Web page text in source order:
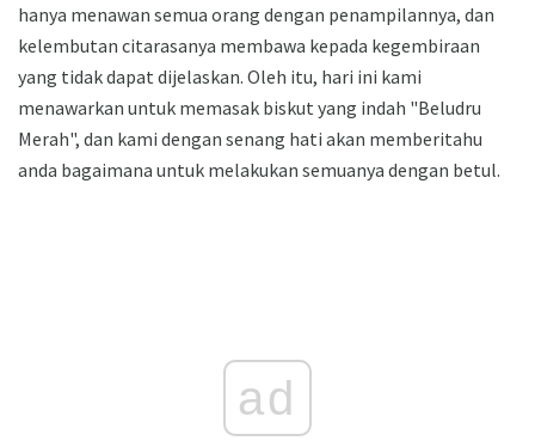
hanya menawan semua orang dengan penampilannya, dan
kelembutan citarasanya membawa kepada kegembiraan
yang tidak dapat dijelaskan. Oleh itu, hari ini kami
menawarkan untuk memasak biskut yang indah "Beludru
Merah", dan kami dengan senang hati akan memberitahu
anda bagaimana untuk melakukan semuanya dengan betul.
ad